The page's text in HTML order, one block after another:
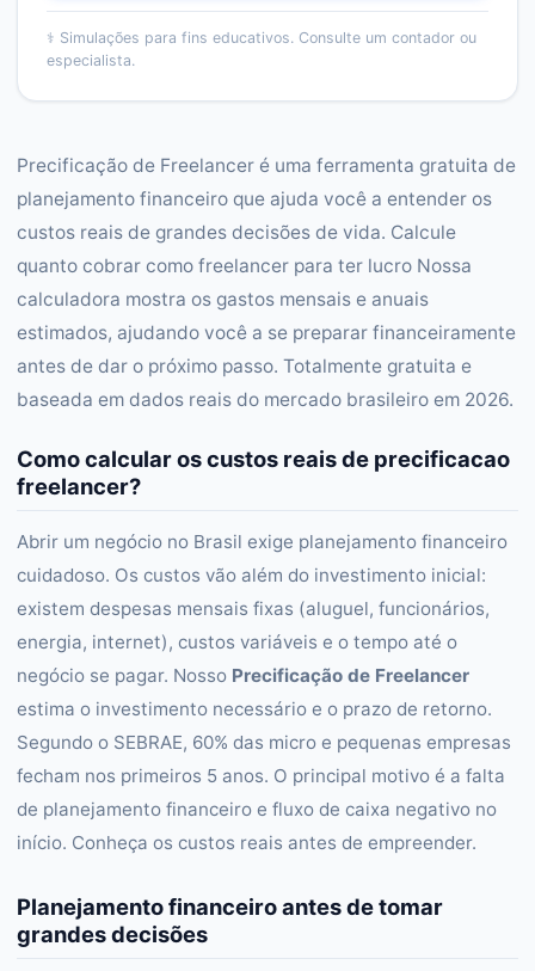
⚕️ Simulações para fins educativos. Consulte um contador ou
especialista.
Precificação de Freelancer é uma ferramenta gratuita de
planejamento financeiro que ajuda você a entender os
custos reais de grandes decisões de vida. Calcule
quanto cobrar como freelancer para ter lucro Nossa
calculadora mostra os gastos mensais e anuais
estimados, ajudando você a se preparar financeiramente
antes de dar o próximo passo. Totalmente gratuita e
baseada em dados reais do mercado brasileiro em 2026.
Como calcular os custos reais de precificacao
freelancer?
Abrir um negócio no Brasil exige planejamento financeiro
cuidadoso. Os custos vão além do investimento inicial:
existem despesas mensais fixas (aluguel, funcionários,
energia, internet), custos variáveis e o tempo até o
negócio se pagar. Nosso Precificação de Freelancer
estima o investimento necessário e o prazo de retorno.
Segundo o SEBRAE, 60% das micro e pequenas empresas
fecham nos primeiros 5 anos. O principal motivo é a falta
de planejamento financeiro e fluxo de caixa negativo no
início. Conheça os custos reais antes de empreender.
Planejamento financeiro antes de tomar
grandes decisões